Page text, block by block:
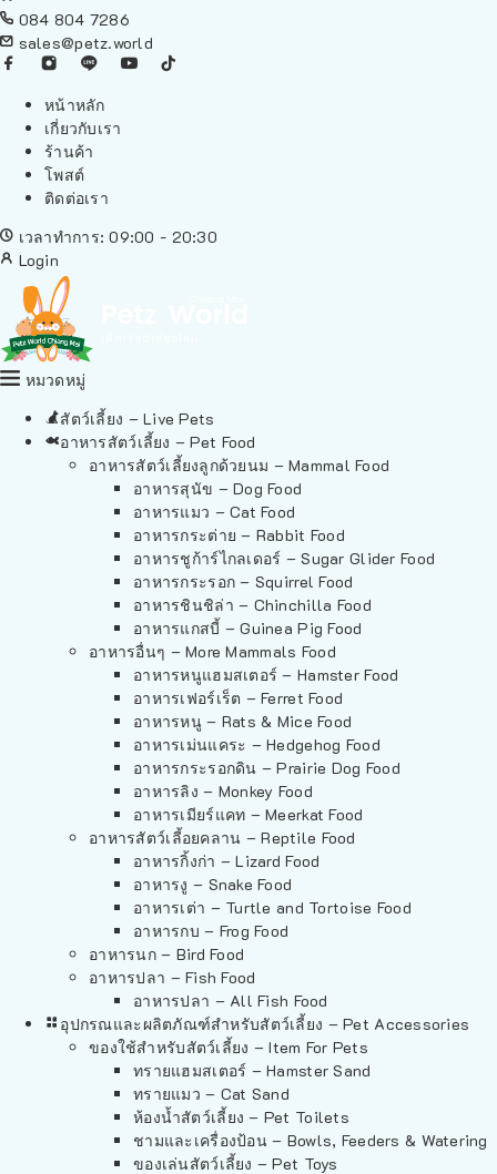
084 804 7286
sales@petz.world
หน้าหลัก
เกี่ยวกับเรา
ร้านค้า
โพสต์
ติดต่อเรา
เวลาทำการ: 09:00 - 20:30
Login
หมวดหมู่
สัตว์เลี้ยง – Live Pets
อาหารสัตว์เลี้ยง – Pet Food
อาหารสัตว์เลี้ยงลูกด้วยนม – Mammal Food
อาหารสุนัข – Dog Food
อาหารแมว – Cat Food
อาหารกระต่าย – Rabbit Food
อาหารชูก้าร์ไกลเดอร์ – Sugar Glider Food
อาหารกระรอก – Squirrel Food
อาหารชินชิล่า – Chinchilla Food
อาหารแกสบี้ – Guinea Pig Food
อาหารอื่นๆ – More Mammals Food
อาหารหนูแฮมสเตอร์ – Hamster Food
อาหารเฟอร์เร็ต – Ferret Food
อาหารหนู – Rats & Mice Food
อาหารเม่นแคระ – Hedgehog Food
อาหารกระรอกดิน – Prairie Dog Food
อาหารลิง – Monkey Food
อาหารเมียร์แคท – Meerkat Food
อาหารสัตว์เลี้อยคลาน – Reptile Food
อาหารกิ้งก่า – Lizard Food
อาหารงู – Snake Food
อาหารเต่า – Turtle and Tortoise Food
อาหารกบ – Frog Food
อาหารนก – Bird Food
อาหารปลา – Fish Food
อาหารปลา – All Fish Food
อุปกรณและผลิตภัณฑ์สำหรับสัตว์เลี้ยง – Pet Accessories
ของใช้สำหรับสัตว์เลี้ยง – Item For Pets
ทรายแฮมสเตอร์ – Hamster Sand
ทรายแมว – Cat Sand
ห้องน้ำสัตว์เลี้ยง – Pet Toilets
ชามและเครื่องป้อน – Bowls, Feeders & Watering
ของเล่นสัตว์เลี้ยง – Pet Toys